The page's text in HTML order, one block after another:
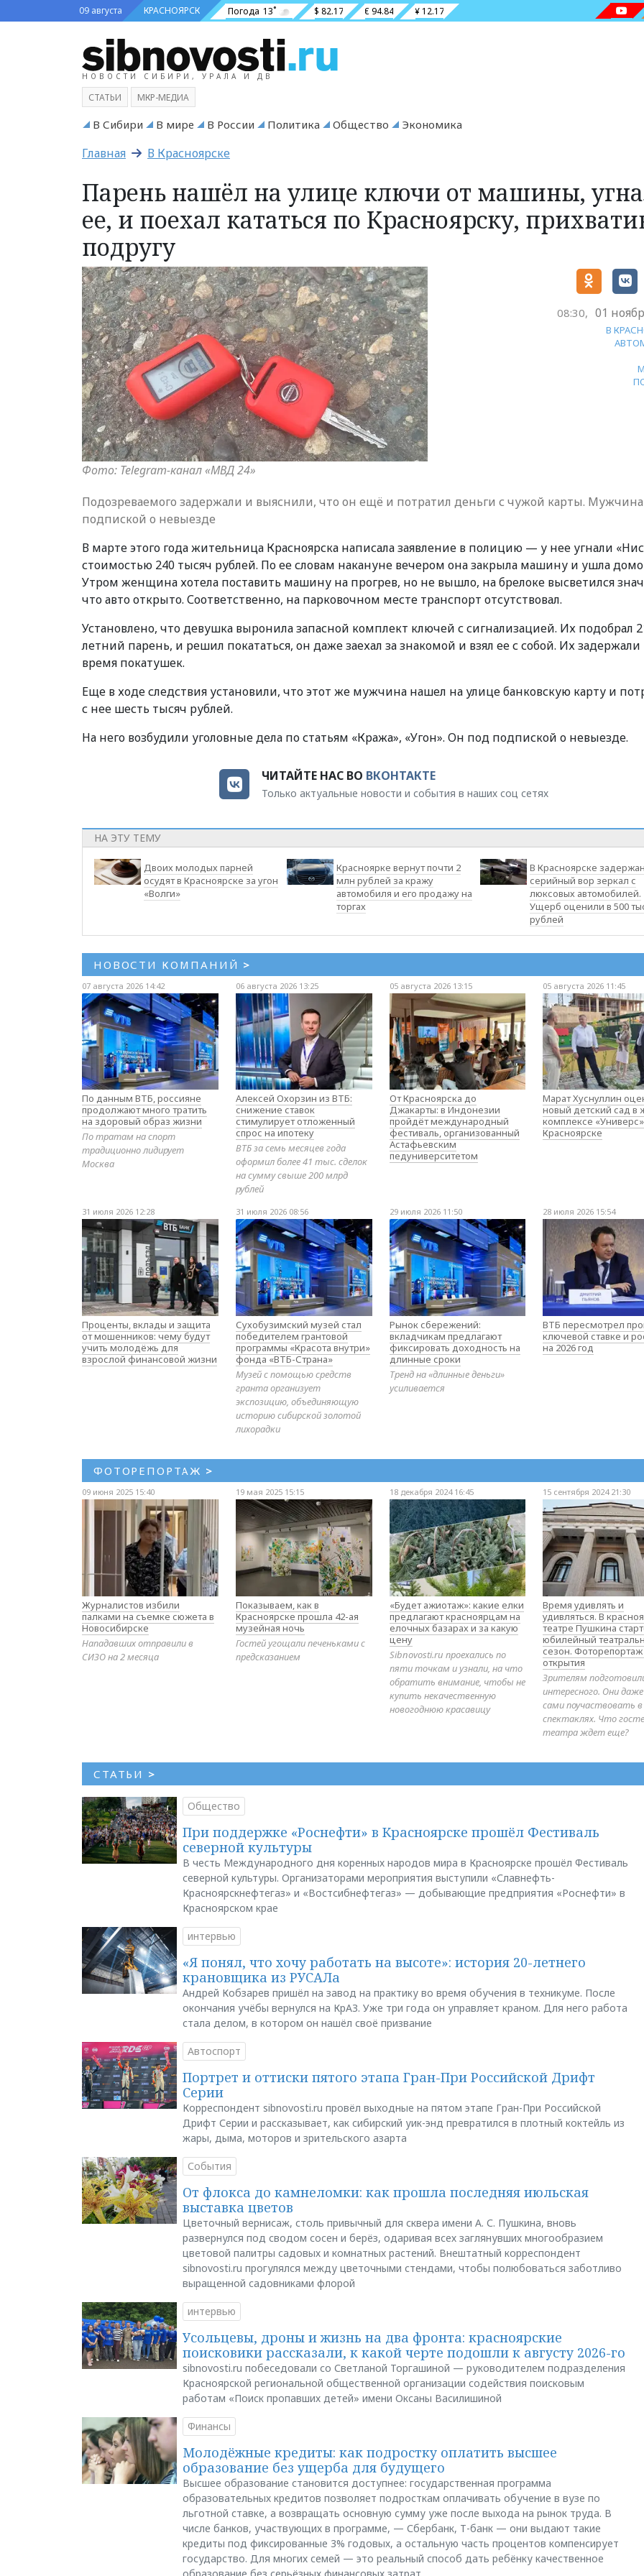
09 августа КРАСНОЯРСК Погода 13˚ $ 82.17 € 94.84 ¥ 12.17
НОВОСТИ СИБИРИ, УРАЛА И ДВ
СТАТЬИ МКР-МЕДИА
В Сибири В мире В России Политика Общество Экономика
Главная В Красноярске
Парень нашёл на улице ключи от машины,
ее, и поехал кататься по Красноярску,
подругу
Фото: Telegram-канал «МВД 24»
08:30, 01
В
Подозреваемого задержали и выяснили, что он ещё и потратил деньги с чужой карты.
подпиской о невыезде
В марте этого года жительница Красноярска написала заявление в полицию — у нее угнали
стоимостью 240 тысяч рублей. По ее словам накануне вечером она закрыла машину и ушла
Утром женщина хотела поставить машину на прогрев, но не вышло, на брелоке высветился
что авто открыто. Соответственно, на парковочном месте транспорт отсутствовал.
Установлено, что девушка выронила запасной комплект ключей с сигнализацией. Их подобрал
летний парень, и решил покататься, он даже заехал за знакомой и взял ее с собой. Их задержали
время покатушек.
Еще в ходе следствия установили, что этот же мужчина нашел на улице банковскую карту и
с нее шесть тысяч рублей.
На него возбудили уголовные дела по статьям «Кража», «Угон». Он под подпиской о невыезде.
ЧИТАЙТЕ НАС ВО ВКОНТАКТЕ
Только актуальные новости и события в наших соц сетях
НА ЭТУ ТЕМУ
Двоих молодых парней
осудят в Красноярске за угон
«Волги»
Красноярке вернут почти 2
млн рублей за кражу
автомобиля и его продажу на
торгах
В Красноярске задержан
серийный вор зеркал с
люксовых автомобилей.
Ущерб оценили в 500
рублей
НОВОСТИ КОМПАНИЙ >
07 августа 2026 14:42
По данным ВТБ, россияне
продолжают много тратить
на здоровый образ жизни
По тратам на спорт
традиционно лидирует
Москва
06 августа 2026 13:25
Алексей Охорзин из ВТБ:
снижение ставок
стимулирует отложенный
спрос на ипотеку
ВТБ за семь месяцев года
оформил более 41 тыс. сделок
на сумму свыше 200 млрд
рублей
05 августа 2026 13:15
От Красноярска до
Джакарты: в Индонезии
пройдёт международный
фестиваль, организованный
Астафьевским
педуниверситетом
05 августа 2026 11:45
Марат Хуснуллин
новый детский сад в
комплексе
Красноярске
31 июля 2026 12:28
Проценты, вклады и защита
от мошенников: чему будут
учить молодёжь для
взрослой финансовой жизни
31 июля 2026 08:56
Сухобузимский музей стал
победителем грантовой
программы «Красота внутри»
фонда «ВТБ-Страна»
Музей с помощью средств
гранта организует
экспозицию, объединяющую
историю сибирской золотой
лихорадки
29 июля 2026 11:50
Рынок сбережений:
вкладчикам предлагают
фиксировать доходность на
длинные сроки
Тренд на «длинные деньги»
усиливается
28 июля 2026 15:54
ВТБ пересмотрел
ключевой ставке и
на 2026 год
ФОТОРЕПОРТАЖ >
09 июня 2025 15:40
Журналистов избили
палками на съемке сюжета в
Новосибирске
Нападавших отправили в
СИЗО на 2 месяца
19 мая 2025 15:15
Показываем, как в
Красноярске прошла 42-ая
музейная ночь
Гостей угощали печеньками с
предсказанием
18 декабря 2024 16:45
«Будет ажиотаж»: какие елки
предлагают красноярцам на
елочных базарах и за какую
цену
Sibnovosti.ru проехались по
пяти точкам и узнали, на что
обратить внимание, чтобы не
купить некачественную
новогоднюю красавицу
15 сентября 2024 21:30
Время удивлять и
удивляться. В
театре Пушкина
юбилейный
сезон. Фоторепортаж
открытия
Зрителям
интересного. Они
сами поучаствовать в
спектаклях. Что
театра ждет еще?
СТАТЬИ >
Общество
При поддержке «Роснефти» в Красноярске прошёл Фестиваль
северной культуры
В честь Международного дня коренных народов мира в Красноярске прошёл Фестиваль
северной культуры. Организаторами мероприятия выступили «Славнефть-
Красноярскнефтегаз» и «Востсибнефтегаз» — добывающие предприятия «Роснефти» в
Красноярском крае
интервью
«Я понял, что хочу работать на высоте»: история 20-летнего
крановщика из РУСАЛа
Андрей Кобзарев пришёл на завод на практику во время обучения в техникуме. После
окончания учёбы вернулся на КрАЗ. Уже три года он управляет краном. Для него работа
стала делом, в котором он нашёл своё призвание
Автоспорт
Портрет и оттиски пятого этапа Гран-При Российской Дрифт
Серии
Корреспондент sibnovosti.ru провёл выходные на пятом этапе Гран-При Российской
Дрифт Серии и рассказывает, как сибирский уик-энд превратился в плотный коктейль из
жары, дыма, моторов и зрительского азарта
События
От флокса до камнеломки: как прошла последняя июльская
выставка цветов
Цветочный вернисаж, столь привычный для сквера имени А. С. Пушкина, вновь
развернулся под сводом сосен и берёз, одаривая всех заглянувших многообразием
цветовой палитры садовых и комнатных растений. Внештатный корреспондент
sibnovosti.ru прогулялся между цветочными стендами, чтобы полюбоваться заботливо
выращенной садовниками флорой
интервью
Усольцевы, дроны и жизнь на два фронта: красноярские
поисковики рассказали, к какой черте подошли к августу 2026-го
sibnovosti.ru побеседовали со Светланой Торгашиной — руководителем подразделения
Красноярской региональной общественной организации содействия поисковым
работам «Поиск пропавших детей» имени Оксаны Василишиной
Финансы
Молодёжные кредиты: как подростку оплатить высшее
образование без ущерба для будущего
Высшее образование становится доступнее: государственная программа
образовательных кредитов позволяет подросткам оплачивать обучение в вузе по
льготной ставке, а возвращать основную сумму уже после выхода на рынок труда. В
числе банков, участвующих в программе, — Сбербанк, Т-банк — они выдают такие
кредиты под фиксированные 3% годовых, а остальную часть процентов компенсирует
государство. Для многих семей — это реальный способ дать ребёнку качественное
образование без серьёзных финансовых затрат